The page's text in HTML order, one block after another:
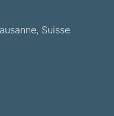
Suisse